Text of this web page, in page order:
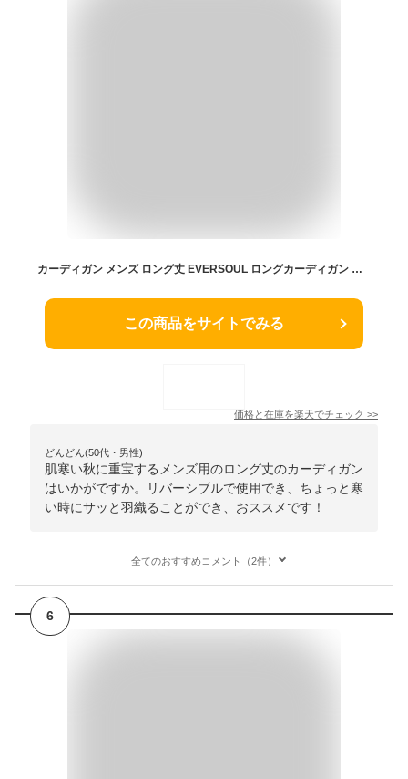
カーディガン メンズ ロング丈 EVERSOUL ロングカーディガン レディース リバーシブル カーデ レディース ショール 春 秋 冬 レディース ファッション おしゃれ ユニセックス ジェンダーレス 羽織 美容師 モード系 誕生日プレゼント バンド衣裳 ROCK
この商品をサイトでみる
価格と在庫を楽天でチェック >>
どんどん(50代・男性)
肌寒い秋に重宝するメンズ用のロング丈のカーディガン
はいかがですか。リバーシブルで使用でき、ちょっと寒
い時にサッと羽織ることができ、おススメです！
全てのおすすめコメント（2件）
6